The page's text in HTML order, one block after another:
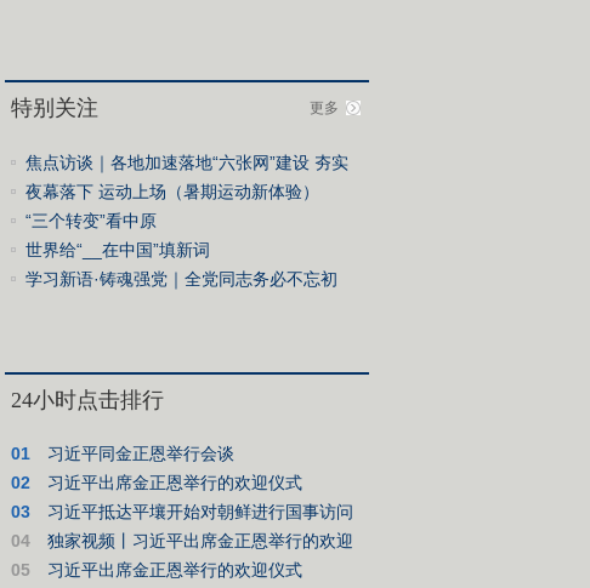
特别关注 更多
焦点访谈｜各地加速落地“六张网”建设 夯实
中国式现代化战略底座
夜幕落下 运动上场（暑期运动新体验）
“三个转变”看中原
世界给“__在中国”填新词
学习新语·铸魂强党｜全党同志务必不忘初
24小时点击排行
01
习近平同金正恩举行会谈
02
习近平出席金正恩举行的欢迎仪式
03
习近平抵达平壤开始对朝鲜进行国事访问
04
独家视频丨习近平出席金正恩举行的欢迎
仪式
05
习近平出席金正恩举行的欢迎仪式